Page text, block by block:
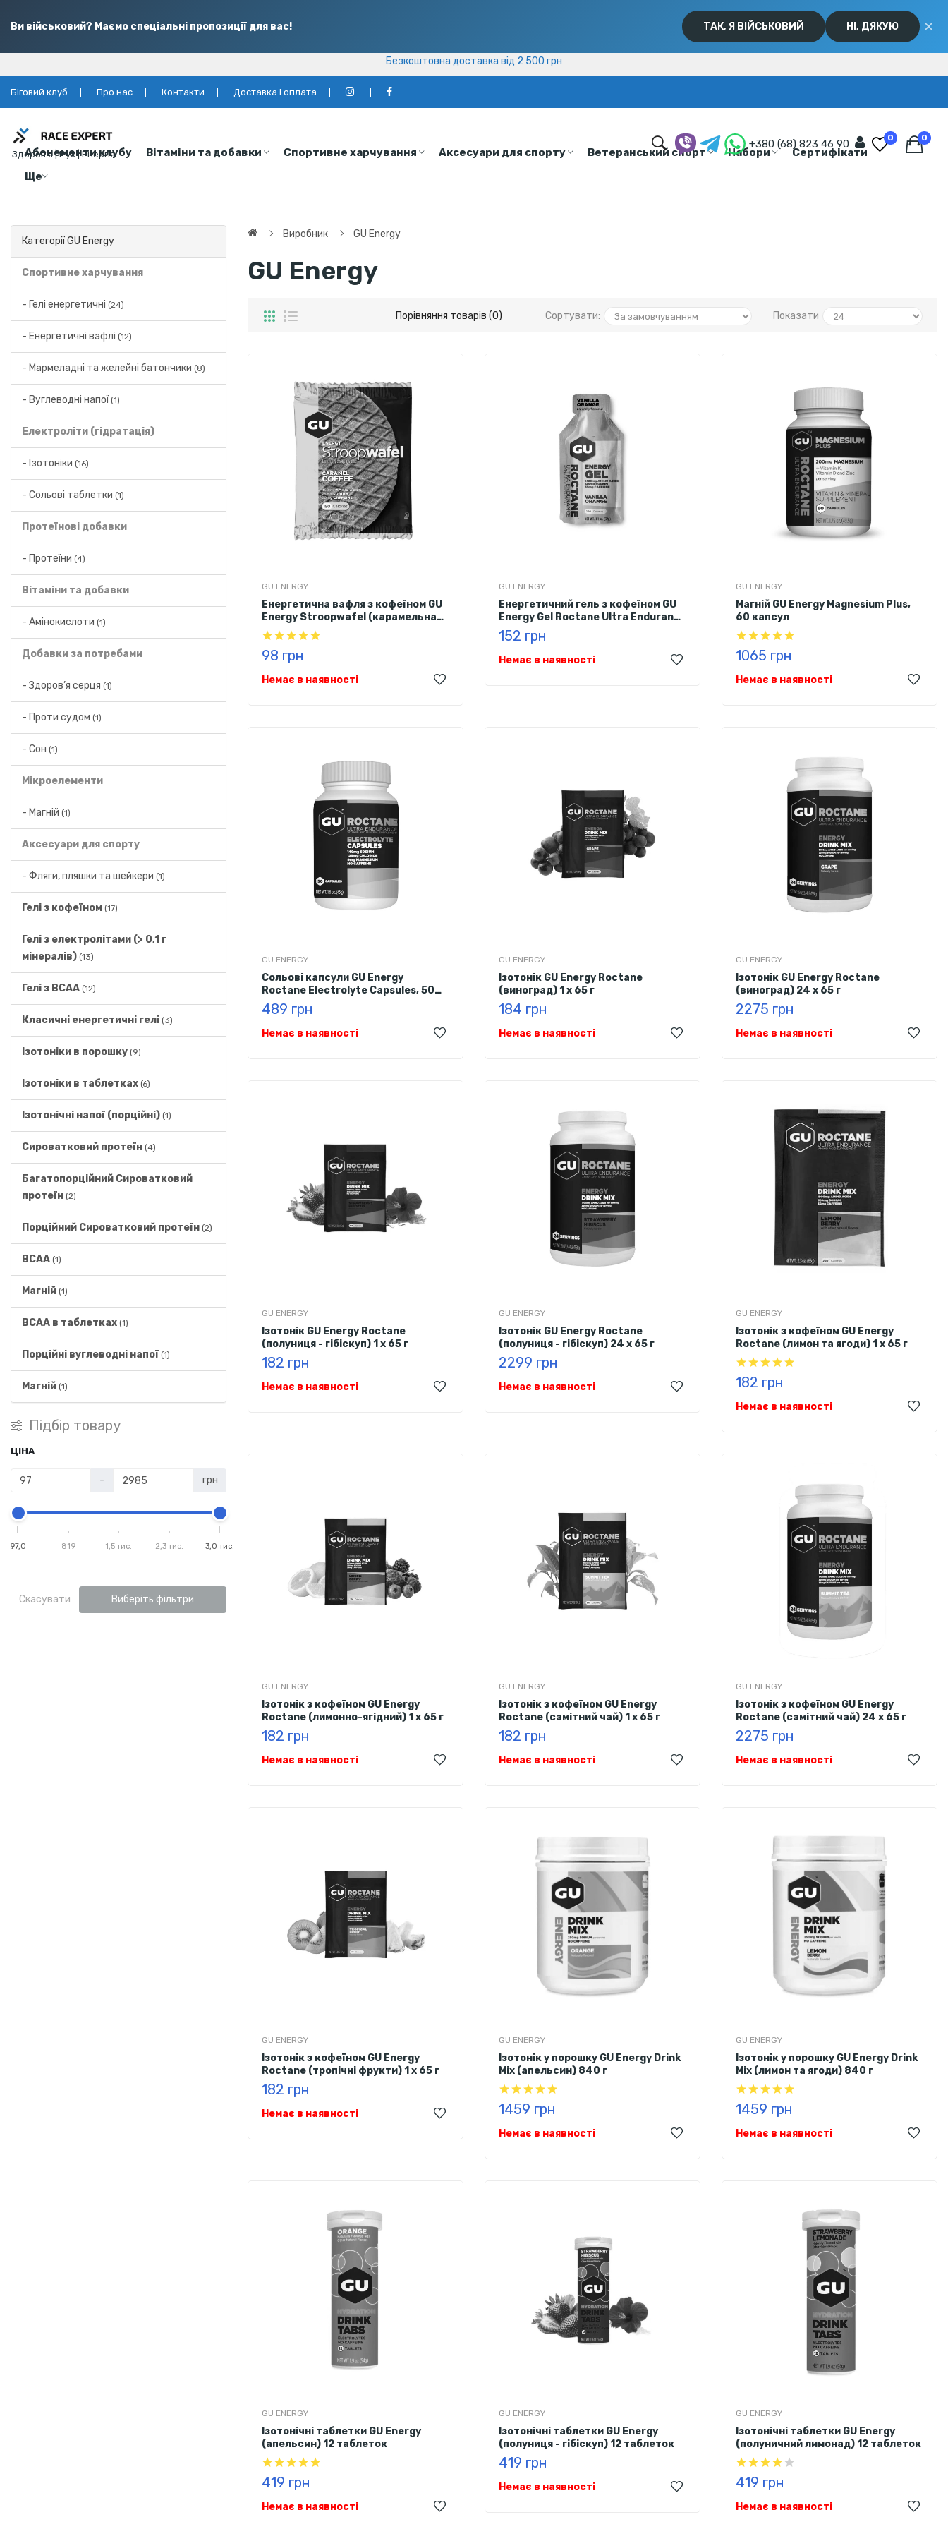
Ви військовий? Маємо спеціальні пропозиції для вас! ТАК, Я ВІЙСЬКОВИЙ НІ, ДЯКУЮ ✕
Безкоштовна доставка від 2 500 грн
Безкоштовна доставка від 2 500 грн
Біговий клуб Про нас Контакти Доставка і оплата
Здоров’я | Рух | Енергія
Абонементи клубу Вітаміни та добавки Спортивне харчування Аксесуари для спорту Ветеранський спорт Набори
Сертифікати
Ще
+380 (68) 823 46 90 0 0
Категорії GU Energy
Спортивне харчування
- Гелі енергетичні (24)
- Енергетичні вафлі (12)
- Мармеладні та желейні батончики (8)
- Вуглеводні напої (1)
Електроліти (гідратація)
- Ізотоніки (16)
- Сольові таблетки (1)
Протеїнові добавки
- Протеїни (4)
Вітаміни та добавки
- Амінокислоти (1)
Добавки за потребами
- Здоров’я серця (1)
- Проти судом (1)
- Сон (1)
Мікроелементи
- Магній (1)
Аксесуари для спорту
- Фляги, пляшки та шейкери (1)
Гелі з кофеїном (17)
Гелі з електролітами (> 0,1 г
мінералів) (13)
Гелі з BCAA (12)
Класичні енергетичні гелі (3)
Ізотоніки в порошку (9)
Ізотоніки в таблетках (6)
Ізотонічні напої (порційні) (1)
Сироватковий протеїн (4)
Багатопорційний Сироватковий
протеїн (2)
Порційний Сироватковий протеїн (2)
BCAA (1)
Магній (1)
BCAA в таблетках (1)
Порційні вуглеводні напої (1)
Магній (1)
Підбір товару
ЦІНА
- грн
97,0 819 1,5 тис. 2,3 тис. 3,0 тис.
Скасувати Виберіть фільтри
Виробник GU Energy
GU Energy
Порівняння товарів (0) Сортувати: Показати
GU ENERGY
Енергетична вафля з кофеїном GU
Energy Stroopwafel (карамельна
кава) 32 г
98 грн
Немає в наявності
GU ENERGY
Енергетичний гель з кофеїном GU
Energy Gel Roctane Ultra Endurance
(ваніль - апельсин) 32 г
152 грн
Немає в наявності
GU ENERGY
Магній GU Energy Magnesium Plus,
60 капсул
1065 грн
Немає в наявності
GU ENERGY
Сольові капсули GU Energy
Roctane Electrolyte Capsules, 50
капсул
489 грн
Немає в наявності
GU ENERGY
Ізотонік GU Energy Roctane
(виноград) 1 х 65 г
184 грн
Немає в наявності
GU ENERGY
Ізотонік GU Energy Roctane
(виноград) 24 х 65 г
2275 грн
Немає в наявності
GU ENERGY
Ізотонік GU Energy Roctane
(полуниця - гібіскуп) 1 х 65 г
182 грн
Немає в наявності
GU ENERGY
Ізотонік GU Energy Roctane
(полуниця - гібіскуп) 24 х 65 г
2299 грн
Немає в наявності
GU ENERGY
Ізотонік з кофеїном GU Energy
Roctane (лимон та ягоди) 1 х 65 г
182 грн
Немає в наявності
GU ENERGY
Ізотонік з кофеїном GU Energy
Roctane (лимонно-ягідний) 1 х 65 г
182 грн
Немає в наявності
GU ENERGY
Ізотонік з кофеїном GU Energy
Roctane (самітний чай) 1 х 65 г
182 грн
Немає в наявності
GU ENERGY
Ізотонік з кофеїном GU Energy
Roctane (самітний чай) 24 х 65 г
2275 грн
Немає в наявності
GU ENERGY
Ізотонік з кофеїном GU Energy
Roctane (тропічні фрукти) 1 х 65 г
182 грн
Немає в наявності
GU ENERGY
Ізотонік у порошку GU Energy Drink
Mix (апельсин) 840 г
1459 грн
Немає в наявності
GU ENERGY
Ізотонік у порошку GU Energy Drink
Mix (лимон та ягоди) 840 г
1459 грн
Немає в наявності
GU ENERGY
Ізотонічні таблетки GU Energy
(апельсин) 12 таблеток
419 грн
Немає в наявності
GU ENERGY
Ізотонічні таблетки GU Energy
(полуниця - гібіскуп) 12 таблеток
419 грн
Немає в наявності
GU ENERGY
Ізотонічні таблетки GU Energy
(полуничний лимонад) 12 таблеток
419 грн
Немає в наявності